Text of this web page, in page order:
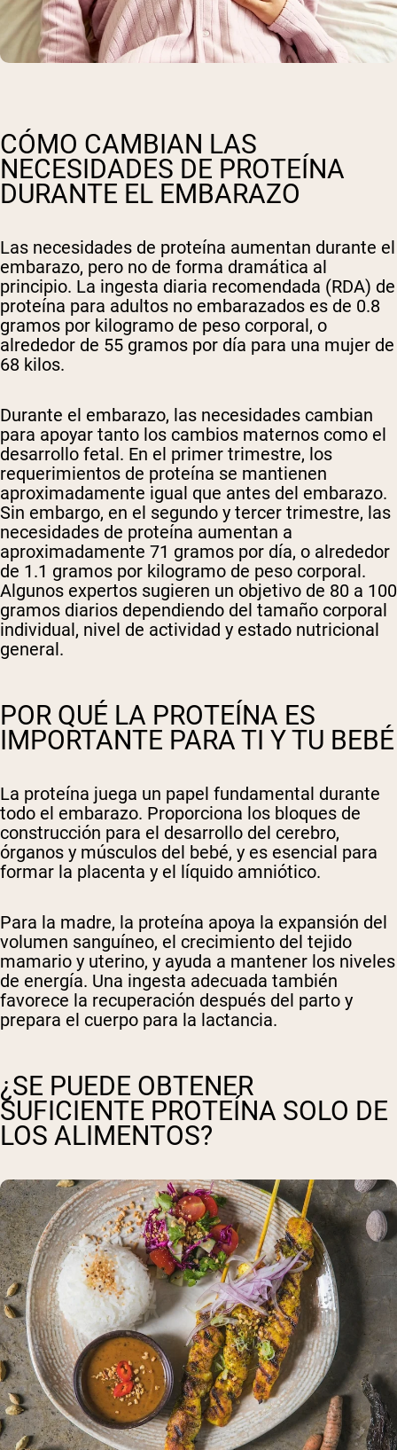
CÓMO CAMBIAN LAS
NECESIDADES DE PROTEÍNA
DURANTE EL EMBARAZO
Las necesidades de proteína aumentan durante el
embarazo, pero no de forma dramática al
principio. La ingesta diaria recomendada (RDA) de
proteína para adultos no embarazados es de 0.8
gramos por kilogramo de peso corporal, o
alrededor de 55 gramos por día para una mujer de
68 kilos.
Durante el embarazo, las necesidades cambian
para apoyar tanto los cambios maternos como el
desarrollo fetal. En el primer trimestre, los
requerimientos de proteína se mantienen
aproximadamente igual que antes del embarazo.
Sin embargo, en el segundo y tercer trimestre, las
necesidades de proteína aumentan a
aproximadamente 71 gramos por día, o alrededor
de 1.1 gramos por kilogramo de peso corporal.
Algunos expertos sugieren un objetivo de 80 a 100
gramos diarios dependiendo del tamaño corporal
individual, nivel de actividad y estado nutricional
general.
POR QUÉ LA PROTEÍNA ES
IMPORTANTE PARA TI Y TU BEBÉ
La proteína juega un papel fundamental durante
todo el embarazo. Proporciona los bloques de
construcción para el desarrollo del cerebro,
órganos y músculos del bebé, y es esencial para
formar la placenta y el líquido amniótico.
Para la madre, la proteína apoya la expansión del
volumen sanguíneo, el crecimiento del tejido
mamario y uterino, y ayuda a mantener los niveles
de energía. Una ingesta adecuada también
favorece la recuperación después del parto y
prepara el cuerpo para la lactancia.
¿SE PUEDE OBTENER
SUFICIENTE PROTEÍNA SOLO DE
LOS ALIMENTOS?